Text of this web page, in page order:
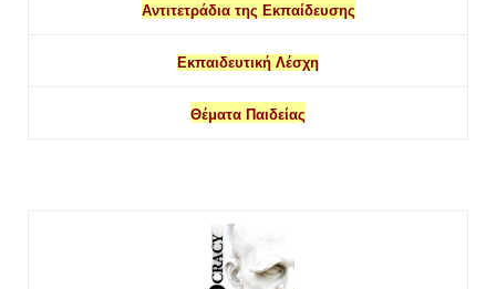
Αντιτετράδια της Εκπαίδευσης
Εκπαιδευτική Λέσχη
Θέματα Παιδείας